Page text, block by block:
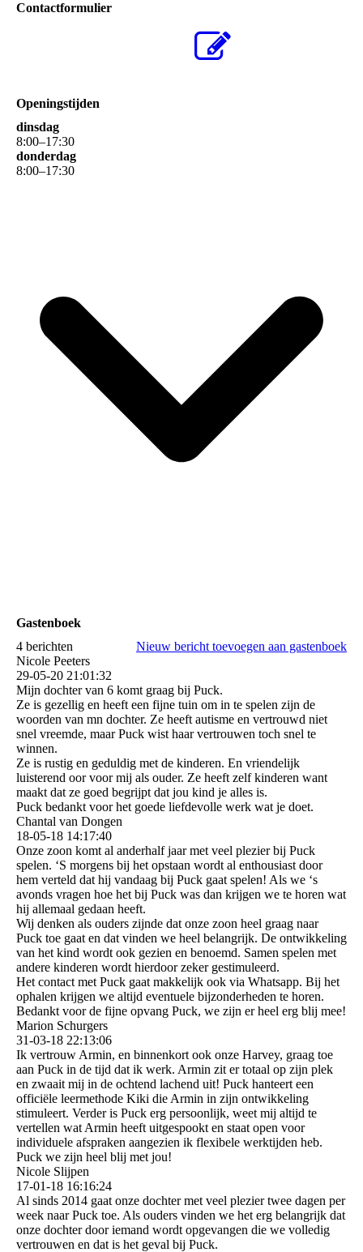
Contactformulier
Openingstijden
dinsdag
8:00–17:30
donderdag
8:00–17:30
Gastenboek
4 berichten
Nieuw bericht toevoegen aan gastenboek
Nicole Peeters
29-05-20 21:01:32
Mijn dochter van 6 komt graag bij Puck.
Ze is gezellig en heeft een fijne tuin om in te spelen zijn de
woorden van mn dochter. Ze heeft autisme en vertrouwd niet
snel vreemde, maar Puck wist haar vertrouwen toch snel te
winnen.
Ze is rustig en geduldig met de kinderen. En vriendelijk
luisterend oor voor mij als ouder. Ze heeft zelf kinderen want
maakt dat ze goed begrijpt dat jou kind je alles is.
Puck bedankt voor het goede liefdevolle werk wat je doet.
Chantal van Dongen
18-05-18 14:17:40
Onze zoon komt al anderhalf jaar met veel plezier bij Puck
spelen. ‘S morgens bij het opstaan wordt al enthousiast door
hem verteld dat hij vandaag bij Puck gaat spelen! Als we ‘s
avonds vragen hoe het bij Puck was dan krijgen we te horen wat
hij allemaal gedaan heeft.
Wij denken als ouders zijnde dat onze zoon heel graag naar
Puck toe gaat en dat vinden we heel belangrijk. De ontwikkeling
van het kind wordt ook gezien en benoemd. Samen spelen met
andere kinderen wordt hierdoor zeker gestimuleerd.
Het contact met Puck gaat makkelijk ook via Whatsapp. Bij het
ophalen krijgen we altijd eventuele bijzonderheden te horen.
Bedankt voor de fijne opvang Puck, we zijn er heel erg blij mee!
Marion Schurgers
31-03-18 22:13:06
Ik vertrouw Armin, en binnenkort ook onze Harvey, graag toe
aan Puck in de tijd dat ik werk. Armin zit er totaal op zijn plek
en zwaait mij in de ochtend lachend uit! Puck hanteert een
officiële leermethode Kiki die Armin in zijn ontwikkeling
stimuleert. Verder is Puck erg persoonlijk, weet mij altijd te
vertellen wat Armin heeft uitgespookt en staat open voor
individuele afspraken aangezien ik flexibele werktijden heb.
Puck we zijn heel blij met jou!
Nicole Slijpen
17-01-18 16:16:24
Al sinds 2014 gaat onze dochter met veel plezier twee dagen per
week naar Puck toe. Als ouders vinden we het erg belangrijk dat
onze dochter door iemand wordt opgevangen die we volledig
vertrouwen en dat is het geval bij Puck.